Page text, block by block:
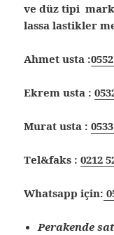
ve düz tipi
lassa lastikler
Ahmet usta :
Ekrem usta :
Murat usta :
Tel&faks :0212
Whatsapp için:
Perakende